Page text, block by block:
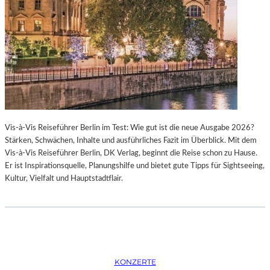
K
T
I
O
N
M
I
T
H
M
B
U
R
O
S
O
P
E
R
I
N
M
Ü
C
H
E
N
P
Vis-à-Vis Reiseführer Berlin im Test: Wie gut ist die neue Ausgabe 2026?
Stärken, Schwächen, Inhalte und ausführliches Fazit im Überblick. Mit dem
Vis-à-Vis Reiseführer Berlin, DK Verlag, beginnt die Reise schon zu Hause.
Er ist Inspirationsquelle, Planungshilfe und bietet gute Tipps für Sightseeing,
Kultur, Vielfalt und Hauptstadtflair.
KONZERTE